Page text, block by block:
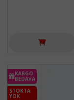
KARGO
BEDAVA
STOKTA
YOK